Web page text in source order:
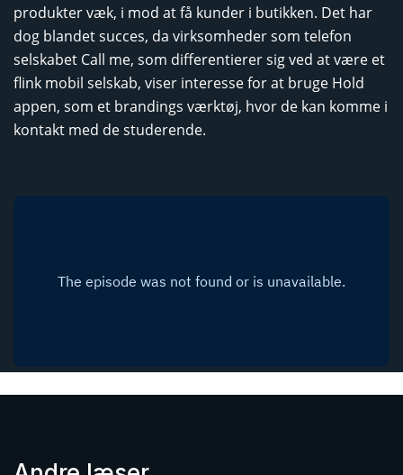
produkter væk, i mod at få kunder i butikken. Det har
dog blandet succes, da virksomheder som telefon
selskabet Call me, som differentierer sig ved at være et
flink mobil selskab, viser interesse for at bruge Hold
appen, som et brandings værktøj, hvor de kan komme i
kontakt med de studerende.